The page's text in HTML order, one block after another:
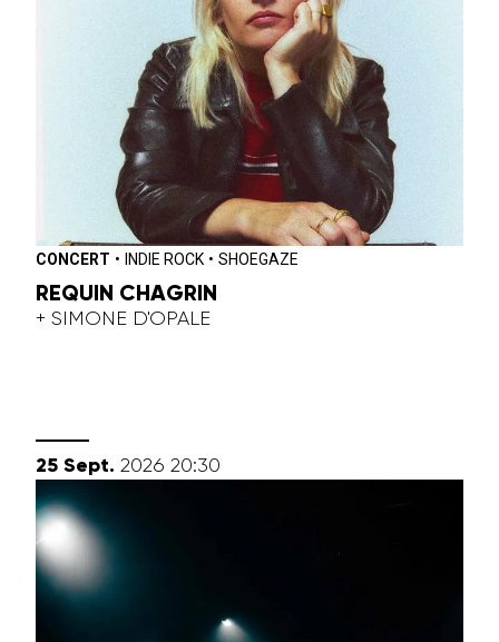
CONCERT • INDIE ROCK • SHOEGAZE
REQUIN CHAGRIN
+ SIMONE D'OPALE
25 septembre
Sept. 2026 20:30